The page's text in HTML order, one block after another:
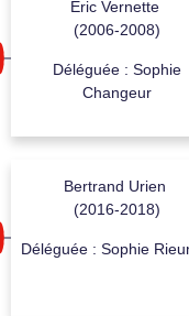
Eric Vernette
(2006-2008)
Déléguée : Sophie
Changeur
Bertrand Urien
(2016-2018)
Déléguée : Sophie